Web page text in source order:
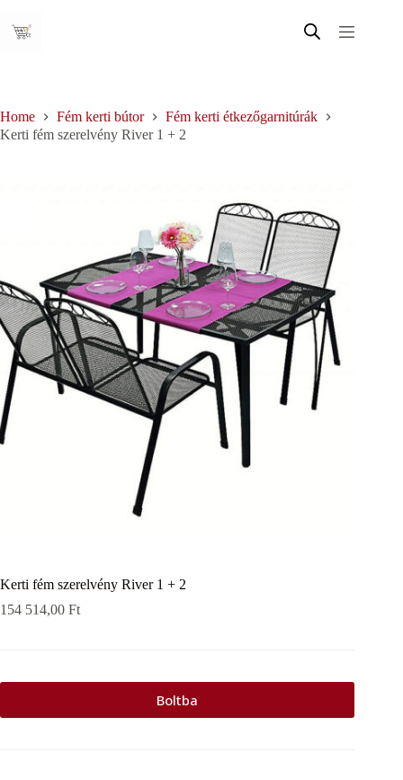
content
Home Fém kerti bútor
Fém kerti étkezőgarnitúrák
Kerti fém szerelvény River 1 + 2
Kerti fém szerelvény River 1 + 2
154 514,00 Ft
Boltba